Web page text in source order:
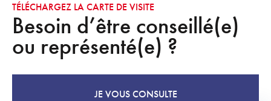
Besoin d’être conseillé(e)
ou représenté(e) ?
JE VOUS CONSULTE
TÉLÉCHARGEZ LA CARTE DE VISITE